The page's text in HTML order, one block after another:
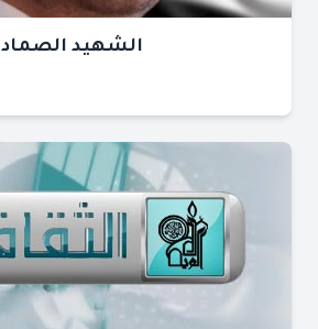
الشهيد الصماد